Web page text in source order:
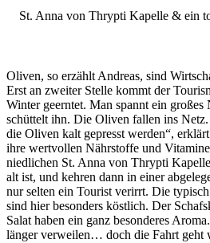
St. Anna von Thrypti Kapelle & ein
Oliven, so erzählt Andreas, sind
Erst an zweiter Stelle kommt der
Winter geerntet. Man spannt ein großes
schüttelt ihn. Die Oliven fallen ins
die Oliven kalt gepresst werden“,
ihre wertvollen Nährstoffe und
niedlichen St. Anna von Thrypti
alt ist, und kehren dann in einer
nur selten ein Tourist verirrt. Die
sind hier besonders köstlich. Der
Salat haben ein ganz besonderes
länger verweilen… doch die Fahrt geht